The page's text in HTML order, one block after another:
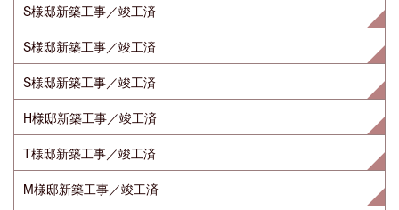
S様邸新築工事／竣工済
S様邸新築工事／竣工済
S様邸新築工事／竣工済
H様邸新築工事／竣工済
T様邸新築工事／竣工済
M様邸新築工事／竣工済